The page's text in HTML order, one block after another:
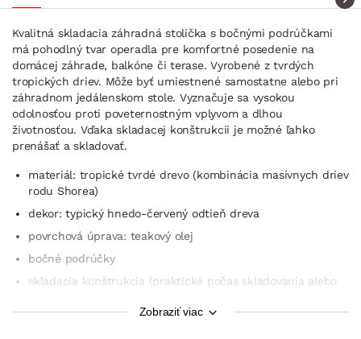
Kvalitná skladacia záhradná stolička s bočnými podrúčkami
má pohodlný tvar operadla pre komfortné posedenie na
domácej záhrade, balkóne či terase. Vyrobené z tvrdých
tropických driev. Môže byť umiestnené samostatne alebo pri
záhradnom jedálenskom stole. Vyznačuje sa vysokou
odolnosťou proti poveternostným vplyvom a dlhou
životnosťou. Vďaka skladacej konštrukcii je možné ľahko
prenášať a skladovať.
materiál: tropické tvrdé drevo (kombinácia masívnych driev
rodu Shorea)
dekor: typický hnedo-červený odtieň dreva
povrchová úprava: teakový olej
bočné podrúčky
skladacia konštrukcia (praktické počas skladovania alebo
odporúčaná nosnosť cca do 100 kg
Zobraziť viac